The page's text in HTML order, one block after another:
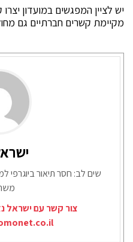
יש לציין המפגשים במועדון
מקיימת קשרים חברתיים גם
שים לב: חסר תיאור
צור קשר עם ישראל